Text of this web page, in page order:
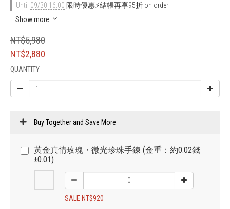
Until 09/30 16:00 限時優惠⚡結帳再享95折 on order
Show more
NT$5,980
NT$2,880
QUANTITY
Buy Together and Save More
黃金真情玫瑰・微光珍珠手鍊 (金重：約0.02錢
±0.01)
SALE NT$920